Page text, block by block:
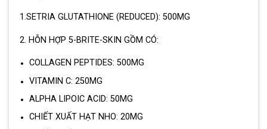
1.SETRIA GLUTATHIONE (REDUCED): 500MG
2. HỖN HỢP 5-BRITE-SKIN GỒM CÓ:
COLLAGEN PEPTIDES: 500MG
VITAMIN C: 250MG
ALPHA LIPOIC ACID: 50MG
CHIẾT XUẤT HẠT NHO: 20MG